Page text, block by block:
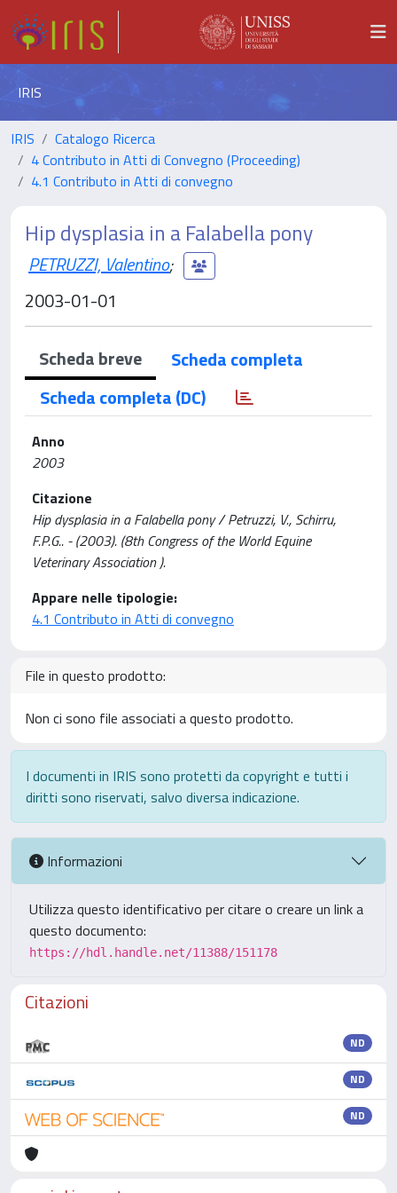
IRIS
IRIS
Catalogo Ricerca
4 Contributo in Atti di Convegno (Proceeding)
4.1 Contributo in Atti di convegno
Hip dysplasia in a Falabella pony
PETRUZZI, Valentino;
2003-01-01
Scheda breve
Scheda completa
Scheda completa (DC)
Anno
2003
Citazione
Hip dysplasia in a Falabella pony / Petruzzi, V., Schirru,
F.P.G.. - (2003). (8th Congress of the World Equine
Veterinary Association ).
Appare nelle tipologie:
4.1 Contributo in Atti di convegno
File in questo prodotto:
Non ci sono file associati a questo prodotto.
I documenti in IRIS sono protetti da copyright e tutti i
diritti sono riservati, salvo diversa indicazione.
Informazioni
Utilizza questo identificativo per citare o creare un link a
questo documento:
https://hdl.handle.net/11388/151178
Citazioni
ND
ND
ND